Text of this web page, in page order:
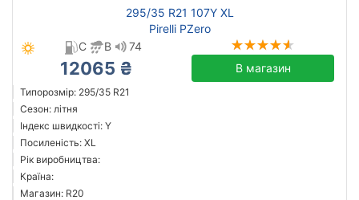
295/35 R21 107Y XL
Pirelli PZero
C
B 74
12065 ₴ В магазин
Типорозмір: 295/35 R21
Сезон: літня
Індекс швидкості: Y
Посиленість: XL
Рік виробництва:
Країна:
Магазин: R20
Michelin
Continental
Hankook
Sailun
Goodyear